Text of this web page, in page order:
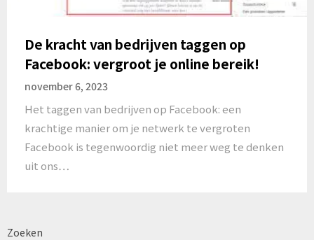
De kracht van bedrijven taggen op
Facebook: vergroot je online bereik!
november 6, 2023
Het taggen van bedrijven op Facebook: een
krachtige manier om je netwerk te vergroten
Facebook is tegenwoordig niet meer weg te denken
uit ons…
Zoeken